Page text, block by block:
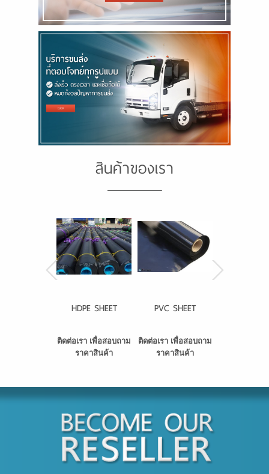
สินค้าของเรา
HDPE SHEET
ติดต่อเรา เพื่อสอบถาม
ราคาสินค้า
PVC SHEET
ติดต่อเรา เพื่อสอบถาม
ราคาสินค้า